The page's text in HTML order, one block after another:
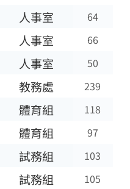
人事室 64
人事室 66
人事室 50
教務處 239
體育組 118
體育組 97
試務組 103
試務組 105